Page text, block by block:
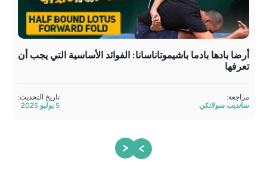
أرضا بادها بادما باشيموتاناسانا: الفوائد الأساسية التي يجب أن
تعرفها
مراجعة:
سانديب سولانكي
تاريخ التحديث: